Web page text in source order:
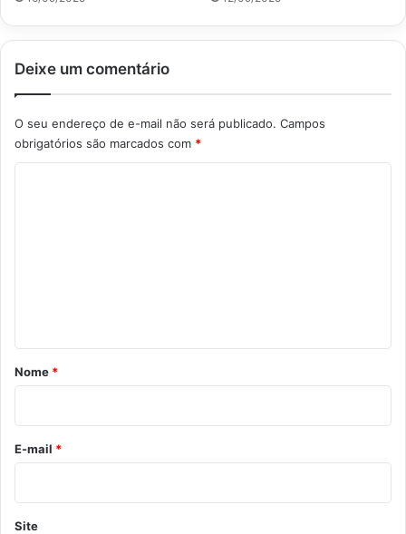
Deixe um comentário
O seu endereço de e-mail não será publicado. Campos
obrigatórios são marcados com *
r
o
*
Nome *
E-mail *
Site